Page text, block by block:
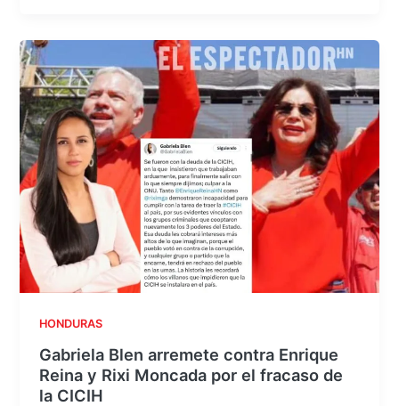
HONDURAS
Gabriela Blen arremete contra Enrique
Reina y Rixi Moncada por el fracaso de
la CICIH